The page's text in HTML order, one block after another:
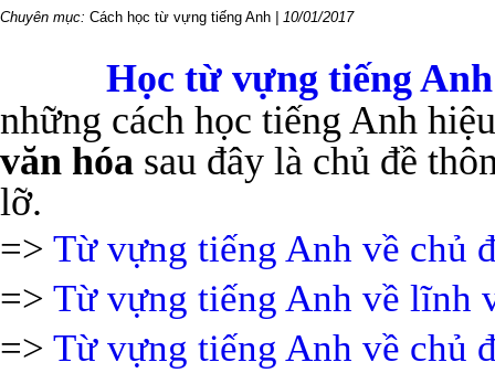
Chuyên mục: Cách học từ vựng tiếng Anh 10/01/2017
Học từ vựng tiếng Anh
những cách học tiếng Anh
văn hóa sau đây là chủ đề
lỡ.
=> Từ vựng tiếng Anh về chủ
=> Từ vựng tiếng Anh về lĩnh
=> Từ vựng tiếng Anh về chủ